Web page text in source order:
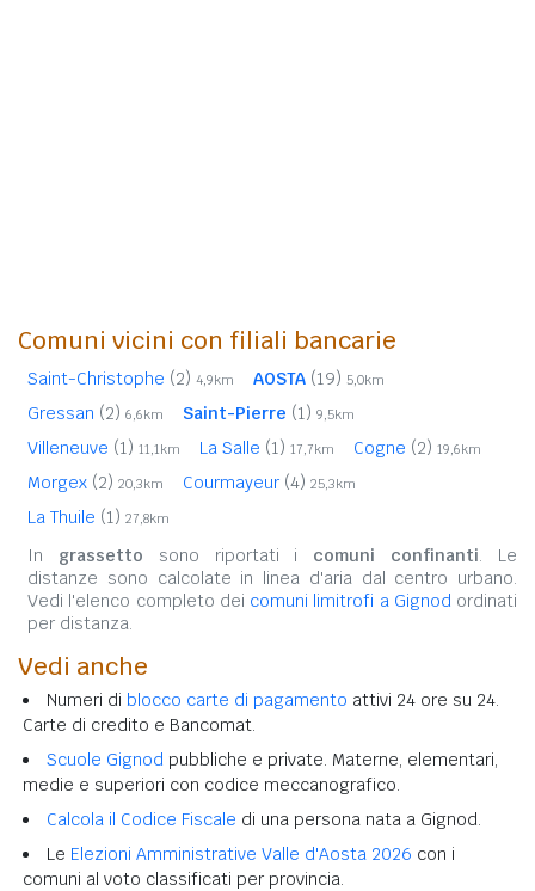
Comuni vicini con filiali bancarie
Saint-Christophe (2) 4,9km AOSTA (19) 5,0km
Gressan (2) 6,6km Saint-Pierre (1) 9,5km
Villeneuve (1) 11,1km La Salle (1) 17,7km Cogne (2) 19,6km
Morgex (2) 20,3km Courmayeur (4) 25,3km
La Thuile (1) 27,8km
In grassetto sono riportati i comuni confinanti. Le
distanze sono calcolate in linea d'aria dal centro urbano.
Vedi l'elenco completo dei comuni limitrofi a Gignod ordinati
per distanza.
Vedi anche
Numeri di blocco carte di pagamento attivi 24 ore su 24.
Carte di credito e Bancomat.
Scuole Gignod pubbliche e private. Materne, elementari,
medie e superiori con codice meccanografico.
Calcola il Codice Fiscale di una persona nata a Gignod.
Le Elezioni Amministrative Valle d'Aosta 2026 con i
comuni al voto classificati per provincia.